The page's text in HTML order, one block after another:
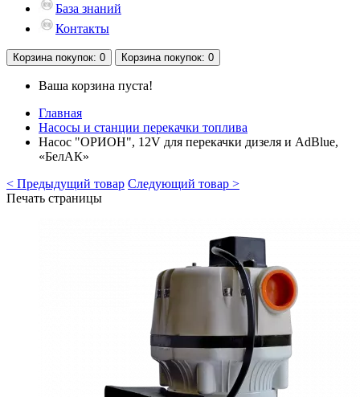
База знаний
Контакты
Корзина покупок: 0 Корзина покупок: 0
Ваша корзина пуста!
Главная
Насосы и станции перекачки топлива
Насос "ОРИОН", 12V для перекачки дизеля и AdBlue,
«БелАК»
< Предыдущий товар Следующий товар >
Печать страницы